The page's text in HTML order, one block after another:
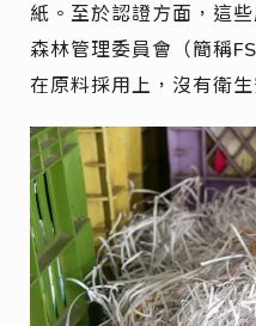
紙。至於認證方面，這
森林管理委員會（簡稱
在原料採用上，沒有衛生